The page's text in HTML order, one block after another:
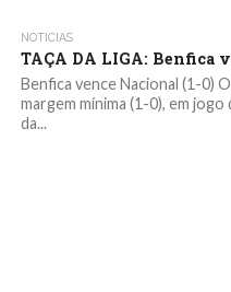
NOTICIAS
TAÇA DA LIGA: Benfica
Benfica vence Nacional (1-0)
margem mínima (1-0), em
da...